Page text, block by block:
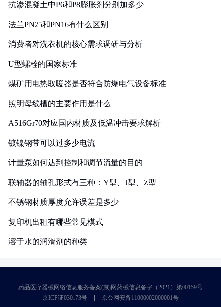
抗渗混凝土中P6和P8膨胀剂分别加多少
法兰PN25和PN16有什么区别
消费者对洗衣机的核心需求调研与分析
U型螺栓的国家标准
煤矿用电热取暖器是否符合防爆电气设备标准
照明母线槽的主要作用是什么
A516Gr70对应国内材质及低温冲击要求解析
镀镍钢带可以过多少电流
计量泵如何达到控制和调节流量的目的
联轴器的轴孔形式有三种：Y型、J型、Z型
不锈钢材质厚度允许误差是多少
复印机出租有哪些常见模式
溶于水的润滑剂的种类
药品医疗器械网络信息服务备案(京)网药械信息备字（2021）第00159号
京ICP证030173号
京公网安备11000002000001号